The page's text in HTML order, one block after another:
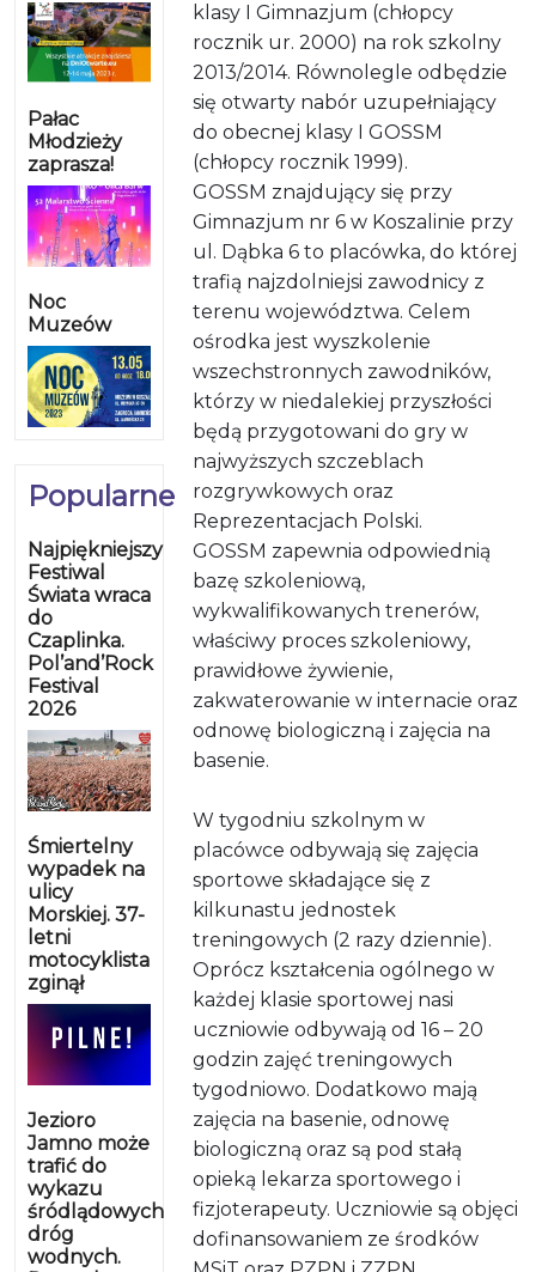
Pałac
Młodzieży
zaprasza!
Noc
Muzeów
Popularne
Najpiękniejszy
Festiwal
Świata wraca
do
Czaplinka.
Pol’and’Rock
Festival
2026
Śmiertelny
wypadek na
ulicy
Morskiej. 37-
letni
motocyklista
zginął
Jezioro
Jamno może
trafić do
wykazu
śródlądowych
dróg
wodnych.
klasy I Gimnazjum (chłopcy
rocznik ur. 2000) na rok szkolny
2013/2014. Równolegle odbędzie
się otwarty nabór uzupełniający
do obecnej klasy I GOSSM
(chłopcy rocznik 1999).
GOSSM znajdujący się przy
Gimnazjum nr 6 w Koszalinie przy
ul. Dąbka 6 to placówka, do której
trafią najzdolniejsi zawodnicy z
terenu województwa. Celem
ośrodka jest wyszkolenie
wszechstronnych zawodników,
którzy w niedalekiej przyszłości
będą przygotowani do gry w
najwyższych szczeblach
rozgrywkowych oraz
Reprezentacjach Polski.
GOSSM zapewnia odpowiednią
bazę szkoleniową,
wykwalifikowanych trenerów,
właściwy proces szkoleniowy,
prawidłowe żywienie,
zakwaterowanie w internacie oraz
odnowę biologiczną i zajęcia na
basenie.
W tygodniu szkolnym w
placówce odbywają się zajęcia
sportowe składające się z
kilkunastu jednostek
treningowych (2 razy dziennie).
Oprócz kształcenia ogólnego w
każdej klasie sportowej nasi
uczniowie odbywają od 16 – 20
godzin zajęć treningowych
tygodniowo. Dodatkowo mają
zajęcia na basenie, odnowę
biologiczną oraz są pod stałą
opieką lekarza sportowego i
fizjoterapeuty. Uczniowie są objęci
dofinansowaniem ze środków